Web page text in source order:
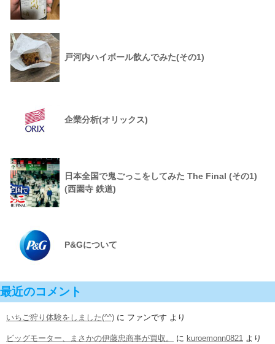
戸河内ハイボール飲んでみた(その1)
企業分析(オリックス)
日本全国で鬼ごっこをしてみた The Final (その1)
(西園寺 鉄道)
P&Gについて
最近のコメント
いちご狩り体験をしました(^^) に ファンです より
ビッグモーター、まさかの伊藤忠商事が買収。 に kuroemonn0821 より